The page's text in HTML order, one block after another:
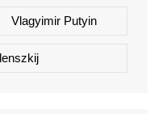
Vlagyimir Putyin